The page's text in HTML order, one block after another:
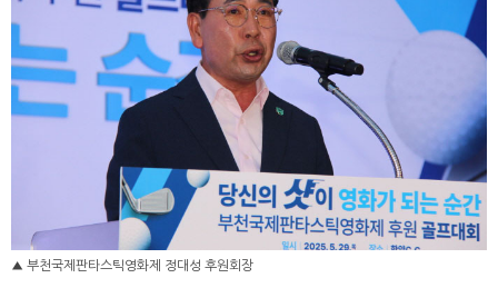
▲ 부천국제판타스틱영화제 정대성 후원회장